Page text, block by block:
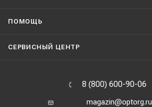
ПОМОЩЬ
СЕРВИСНЫЙ ЦЕНТР
8 (800) 600-90-06
magazin@optorg.ru